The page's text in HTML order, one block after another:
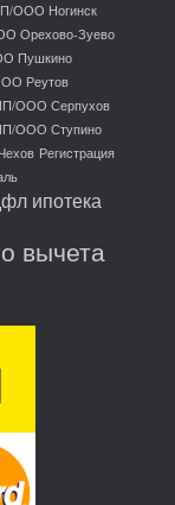
ООО Ногинск
Орехово-Зуево
Пушкино
Реутов
ООО Серпухов
ООО Ступино
Регистрация
ипотека
вычета